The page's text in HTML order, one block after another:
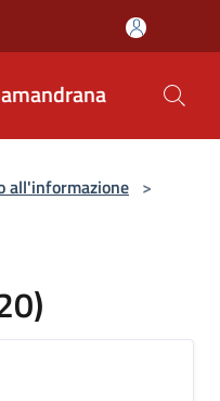
all'informazione >